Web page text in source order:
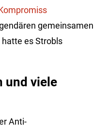
gemeinsamen
es Strobls
und viele
Anti-